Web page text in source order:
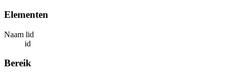
Elementen
Naam lid
id
Bereik